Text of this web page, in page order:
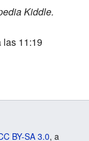
Kiddle.
las 11:19
BY-SA 3.0, a